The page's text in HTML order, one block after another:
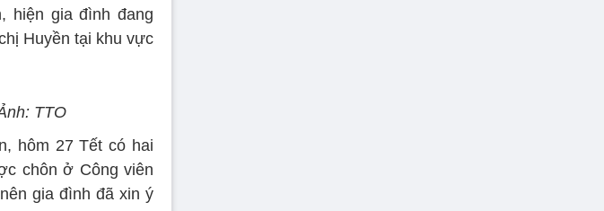
hiện gia đình đang
Huyền tại khu vực
TTO
hôm 27 Tết có hai
chôn ở Công viên
gia đình đã xin ý